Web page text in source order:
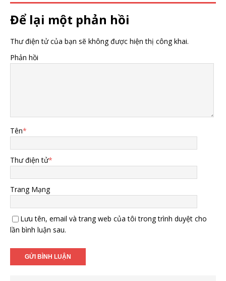
Để lại một phản hồi
Thư điện tử của bạn sẽ không được hiện thị công khai.
Phản hồi
Tên*
Thư điện tử*
Trang Mạng
Lưu tên, email và trang web của tôi trong trình duyệt cho
lần bình luận sau.